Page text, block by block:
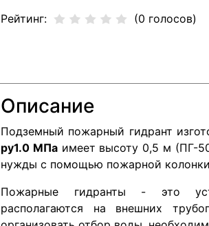
Рейтинг: (0 голосов)
Описание
Подземный пожарный гидрант
ру1.0 МПаимеет высоту 0,5 м (ПГ-
нужды с помощью пожарной
Пожарные гидранты - это
располагаются на внешних